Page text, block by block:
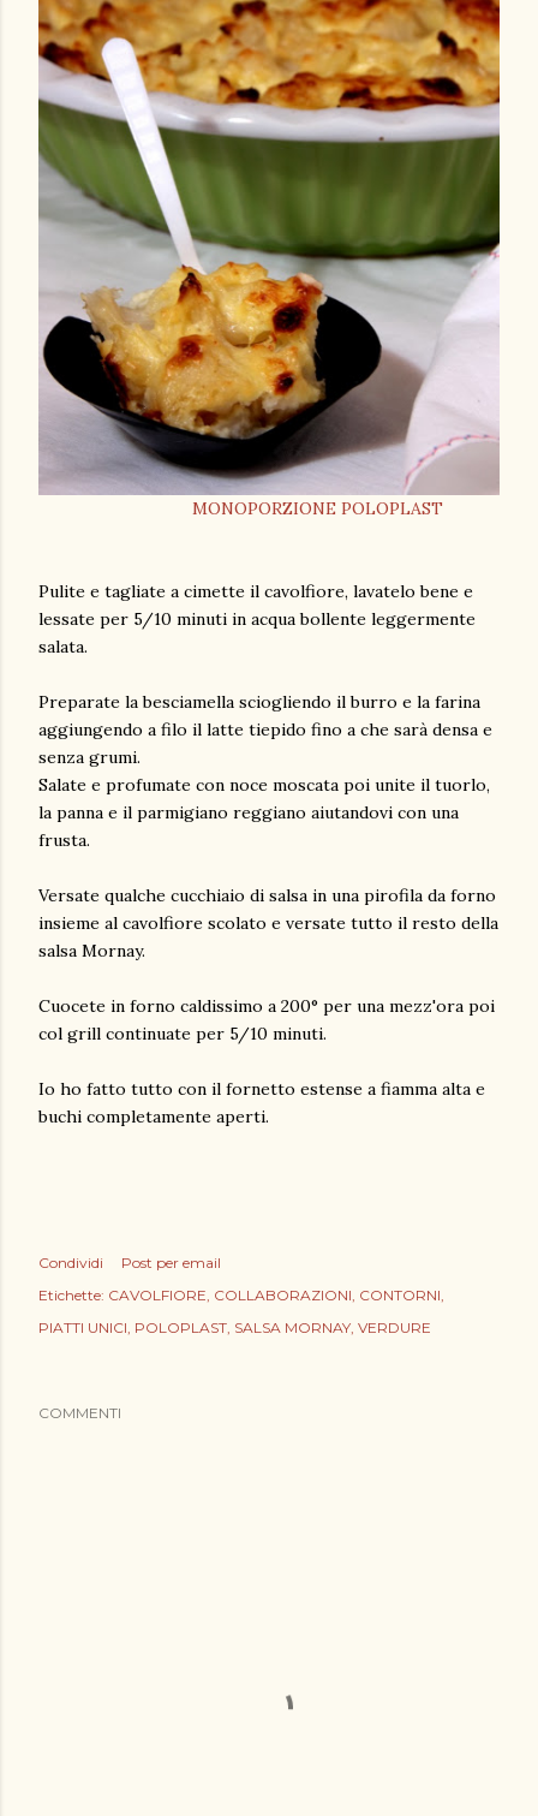
MONOPORZIONE POLOPLAST
Pulite e tagliate a cimette il cavolfiore, lavatelo bene e
lessate per 5/10 minuti in acqua bollente leggermente
salata.
Preparate la besciamella sciogliendo il burro e la farina
aggiungendo a filo il latte tiepido fino a che sarà densa e
senza grumi.
Salate e profumate con noce moscata poi unite il tuorlo,
la panna e il parmigiano reggiano aiutandovi con una
frusta.
Versate qualche cucchiaio di salsa in una pirofila da forno
insieme al cavolfiore scolato e versate tutto il resto della
salsa Mornay.
Cuocete in forno caldissimo a 200° per una mezz'ora poi
col grill continuate per 5/10 minuti.
Io ho fatto tutto con il fornetto estense a fiamma alta e
buchi completamente aperti.
Condividi
Post per email
Etichette: CAVOLFIORE COLLABORAZIONI CONTORNI
PIATTI UNICI POLOPLAST SALSA MORNAY VERDURE
COMMENTI